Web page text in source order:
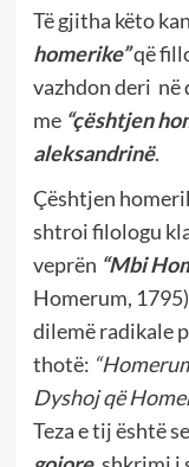
Të gjitha këto
homerike”që
vazhdon deri në
me “çështjen
aleksandrinë.
Çështjen
shtroi filologu
veprën “Mbi
Homerum,
dilemë radikale
thotë:
Dyshoj që
Teza e tij është